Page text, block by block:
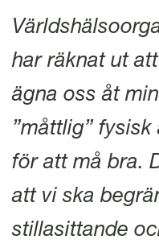
har räknat ut
ägna oss åt
”måttlig”
för att må bra.
att vi ska
stillasittande